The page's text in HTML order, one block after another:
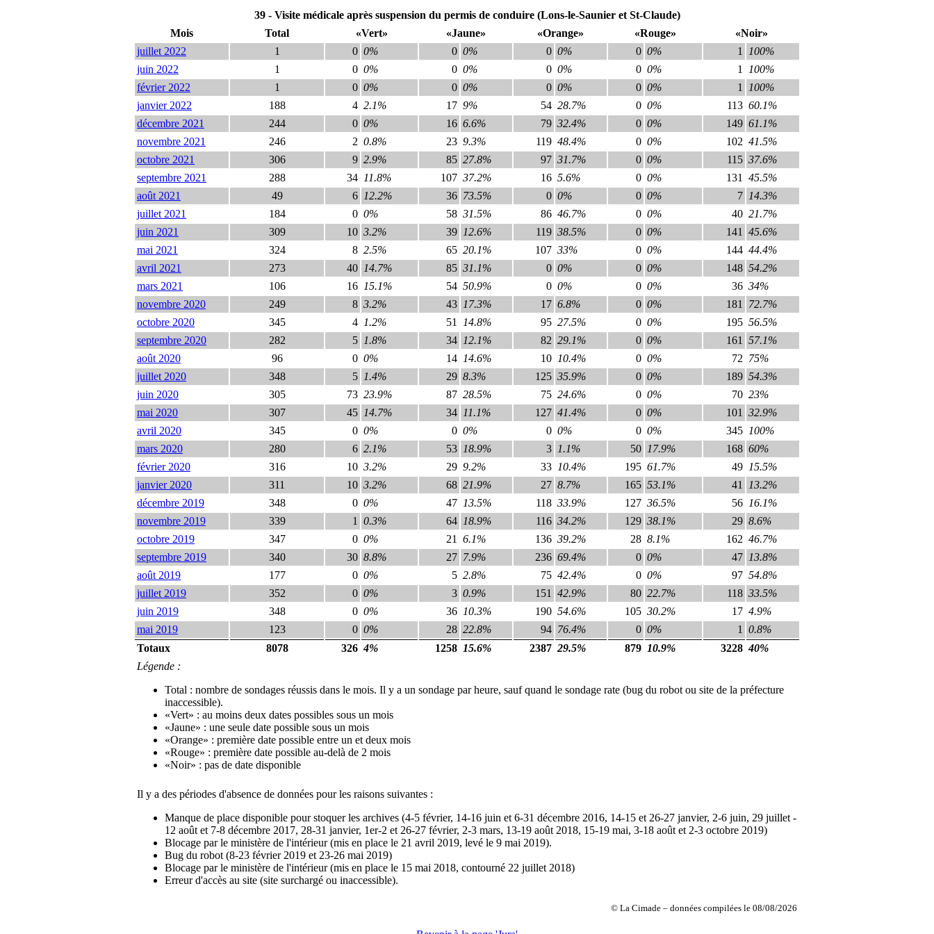
39 - Visite médicale après suspension du permis de conduire (Lons-le-Saunier et St-Claude)
Mois
Total «Vert» «Jaune» «Orange» «Rouge»
«Noir»
juillet 2022
1 0 0% 0 0% 0 0% 0 0% 1
100%
juin 2022
1 0 0% 0 0% 0 0% 0 0% 1
100%
février 2022
1 0 0% 0 0% 0 0% 0 0% 1
100%
janvier 2022
188 4 2.1% 17 9% 54 28.7% 0 0% 113 60.1%
décembre 2021
244 0 0% 16 6.6% 79 32.4% 0 0% 149 61.1%
novembre 2021
246 2 0.8% 23 9.3% 119 48.4% 0 0% 102 41.5%
octobre 2021
306 9 2.9% 85 27.8% 97 31.7% 0 0% 115 37.6%
septembre 2021
288 34 11.8% 107 37.2% 16 5.6% 0 0% 131
45.5%
août 2021
49 6 12.2% 36 73.5% 0 0% 0 0% 7 14.3%
juillet 2021
184 0 0% 58 31.5% 86 46.7% 0 0% 40 21.7%
juin 2021
309 10 3.2% 39 12.6% 119 38.5% 0 0% 141
45.6%
mai 2021
324 8 2.5% 65 20.1% 107 33% 0 0% 144 44.4%
avril 2021
273 40 14.7% 85 31.1% 0 0% 0 0% 148 54.2%
mars 2021
106 16 15.1% 54 50.9% 0 0% 0 0% 36 34%
novembre 2020
249 8 3.2% 43 17.3% 17 6.8% 0 0% 181
72.7%
octobre 2020
345 4 1.2% 51 14.8% 95 27.5% 0 0% 195 56.5%
septembre 2020
282 5 1.8% 34 12.1% 82 29.1% 0 0% 161
57.1%
août 2020
96 0 0% 14 14.6% 10 10.4% 0 0% 72 75%
juillet 2020
348 5 1.4% 29 8.3% 125 35.9% 0 0% 189 54.3%
juin 2020
305 73 23.9% 87 28.5% 75 24.6% 0 0% 70 23%
mai 2020
307 45 14.7% 34 11.1% 127 41.4% 0 0% 101
32.9%
avril 2020
345 0 0% 0 0% 0 0% 0 0% 345 100%
mars 2020
280 6 2.1% 53 18.9% 3 1.1% 50 17.9% 168 60%
février 2020
316 10 3.2% 29 9.2% 33 10.4% 195 61.7% 49 15.5%
janvier 2020
311 10 3.2% 68 21.9% 27 8.7% 165 53.1% 41
13.2%
décembre 2019
348 0 0% 47 13.5% 118 33.9% 127 36.5% 56 16.1%
novembre 2019
339 1 0.3% 64 18.9% 116 34.2% 129 38.1% 29 8.6%
octobre 2019
347 0 0% 21 6.1% 136 39.2% 28 8.1% 162 46.7%
septembre 2019
340 30 8.8% 27 7.9% 236 69.4% 0 0% 47 13.8%
août 2019
177 0 0% 5 2.8% 75 42.4% 0 0% 97 54.8%
juillet 2019
352 0 0% 3 0.9% 151 42.9% 80 22.7% 118 33.5%
juin 2019
348 0 0% 36 10.3% 190 54.6% 105 30.2% 17 4.9%
mai 2019
123 0 0% 28 22.8% 94 76.4% 0 0% 1
0.8%
Totaux
8078 326 4% 1258 15.6% 2387 29.5% 879 10.9% 3228 40%
Légende :
Total : nombre de sondages réussis dans le mois. Il y a un sondage par heure, sauf quand le sondage rate (bug du robot ou site de la préfecture
inaccessible).
«Vert» : au moins deux dates possibles sous un mois
«Jaune» : une seule date possible sous un mois
«Orange» : première date possible entre un et deux mois
«Rouge» : première date possible au-delà de 2 mois
«Noir» : pas de date disponible
Il y a des périodes d'absence de données pour les raisons suivantes :
Manque de place disponible pour stoquer les archives (4-5 février, 14-16 juin et 6-31 décembre 2016, 14-15 et 26-27 janvier, 2-6 juin, 29 juillet -
12 août et 7-8 décembre 2017, 28-31 janvier, 1er-2 et 26-27 février, 2-3 mars, 13-19 août 2018, 15-19 mai, 3-18 août et 2-3 octobre 2019)
Blocage par le ministère de l'intérieur (mis en place le 21 avril 2019, levé le 9 mai 2019).
Bug du robot (8-23 février 2019 et 23-26 mai 2019)
Blocage par le ministère de l'intérieur (mis en place le 15 mai 2018, contourné 22 juillet 2018)
Erreur d'accès au site (site surchargé ou inaccessible).
© La Cimade – données compilées le 08/08/2026